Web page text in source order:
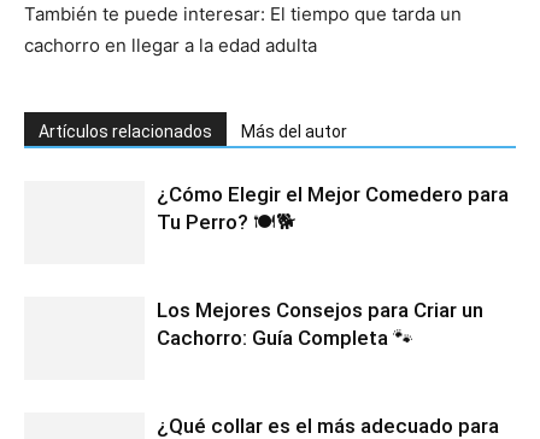
También te puede interesar: El tiempo que tarda un
cachorro en llegar a la edad adulta
Artículos relacionados Más del autor
¿Cómo Elegir el Mejor Comedero para
Tu Perro? 🍽️🐕
Los Mejores Consejos para Criar un
Cachorro: Guía Completa 🐾
¿Qué collar es el más adecuado para